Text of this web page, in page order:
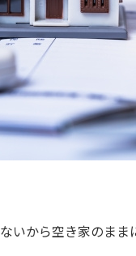
いから空き家のまま